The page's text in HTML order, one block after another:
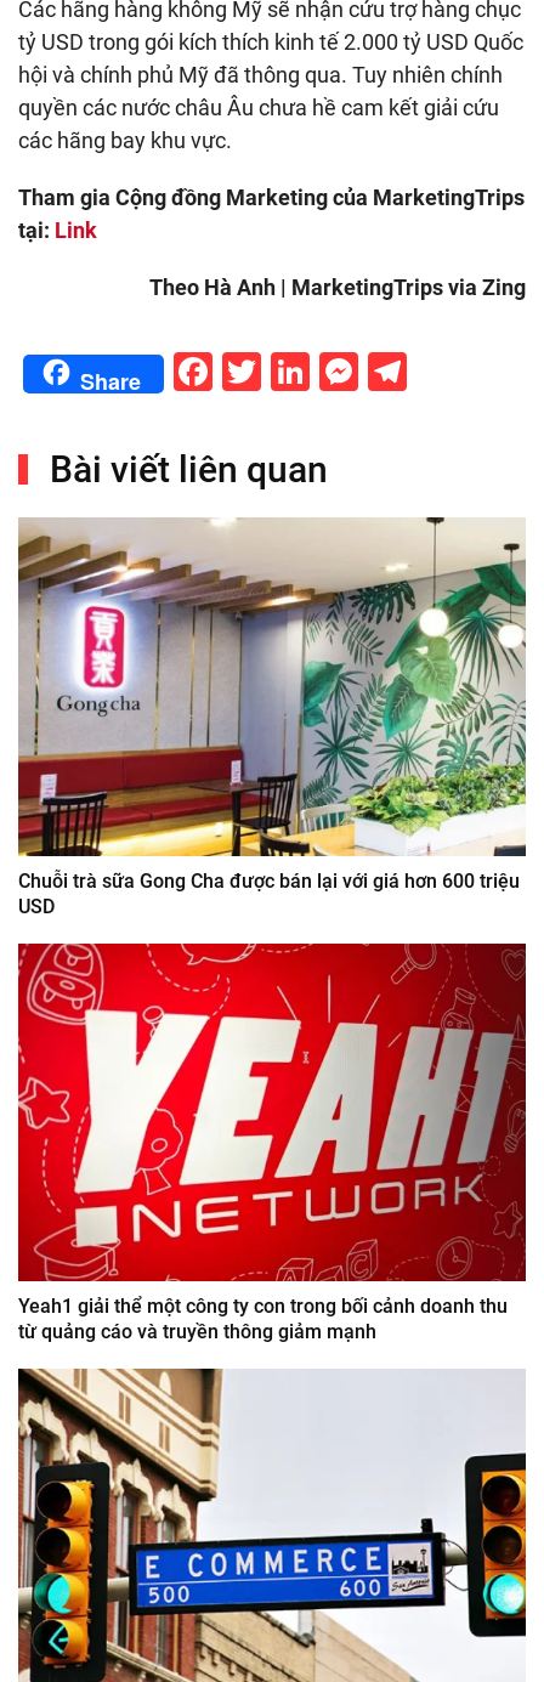
Các hãng hàng không Mỹ sẽ nhận cứu trợ hàng chục
tỷ USD trong gói kích thích kinh tế2.000 tỷ USD Quốc
hội và chính phủ Mỹ đã thông qua. Tuy nhiên chính
quyền các nước châu Âu chưa hề cam kết giải cứu
các hãng bay khu vực.
Tham gia Cộng đồng Marketing của MarketingTrips
tại: Link
Theo Hà Anh | MarketingTrips via Zing
Share Facebook
Twitter
LinkedIn
Bài viết liên quan
Chuỗi trà sữa Gong Cha được bán lại với giá hơn 600 triệu
USD
Yeah1 giải thể một công ty con trong bối cảnh doanh thu
từ quảng cáo và truyền thông giảm mạnh